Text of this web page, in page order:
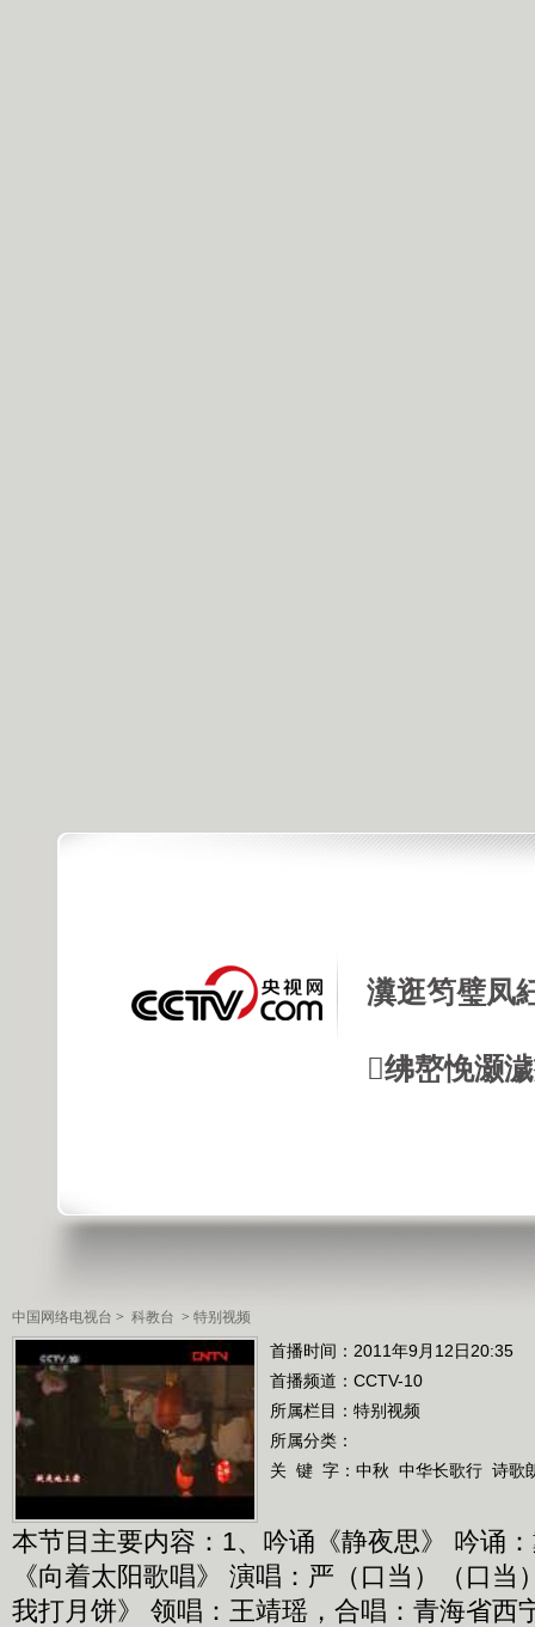
瀵逛笉璧凤
绋嶅悗灏
中国网络电视台 > 科教台 > 特别视频
首播时间：2011年9月12日20:35
首播频道： CCTV-10
所属栏目： 特别视频
所属分类：
关 键 字： 中秋 中华长歌行 诗歌
本节目主要内容：1、吟诵《静夜思》 吟诵
《向着太阳歌唱》 演唱：严（口当）（口当
我打月饼》 领唱：王靖瑶，合唱：青海省西